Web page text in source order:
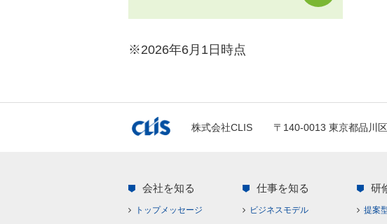
※2026年6月1日時点
株式会社CLIS 〒140-0013 東京都品川
会社を知る
トップメッセージ
仕事を知る
ビジネスモデル
研
提案